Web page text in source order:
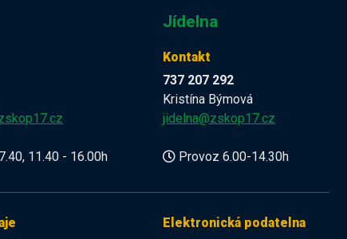
11.40 - 16.00h
Jídelna
Kontakt
737 207 292
Kristína Býmová
jidelna@zskop17.cz
Provoz 6.00-14.30h
Elektronická podatelna